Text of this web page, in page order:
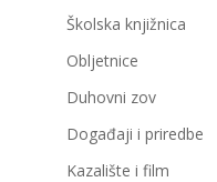
Školska knjižnica
Obljetnice
Duhovni zov
Događaji i priredbe
Kazalište i film